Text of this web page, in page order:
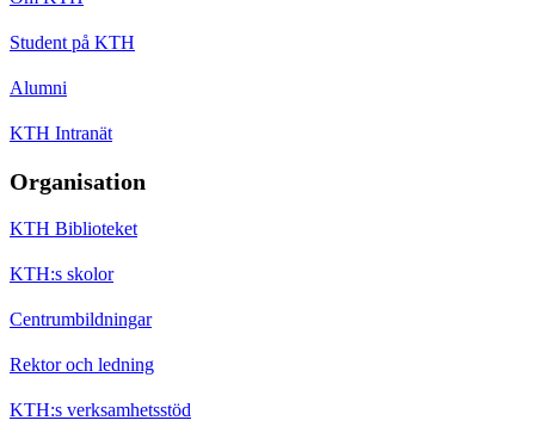
Student på KTH
Alumni
KTH Intranät
Organisation
KTH Biblioteket
KTH:s skolor
Centrumbildningar
Rektor och ledning
KTH:s verksamhetsstöd